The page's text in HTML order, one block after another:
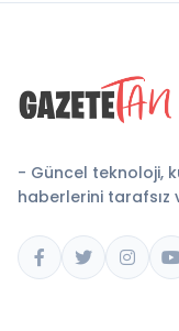
- Güncel teknoloji,
haberlerini tarafsız